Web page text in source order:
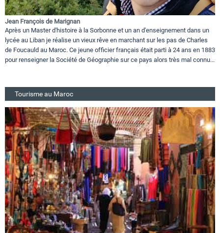
Jean François de Marignan
Après un Master d'histoire à la Sorbonne et un an d'enseignement dans un
lycée au Liban je réalise un vieux rêve en marchant sur les pas de Charles
de Foucauld au Maroc. Ce jeune officier français était parti à 24 ans en 1883
pour renseigner la Société de Géographie sur ce pays alors très mal connu...
Tourisme au Maroc